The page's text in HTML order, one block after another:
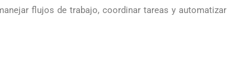
flujos de trabajo, coordinar tareas y automatizar